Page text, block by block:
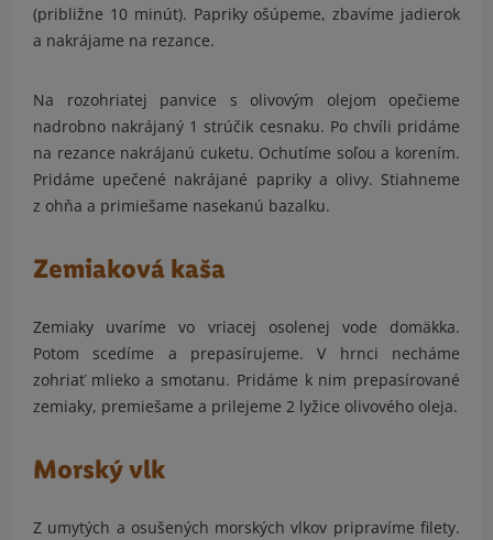
(približne 10 minút). Papriky ošúpeme, zbavíme jadierok
a nakrájame na rezance.
Na rozohriatej panvice s olivovým olejom opečieme
nadrobno nakrájaný 1 strúčik cesnaku. Po chvíli pridáme
na rezance nakrájanú cuketu. Ochutíme soľou a korením.
Pridáme upečené nakrájané papriky a olivy. Stiahneme
z ohňa a primiešame nasekanú bazalku.
Zemiaková kaša
Zemiaky uvaríme vo vriacej osolenej vode domäkka.
Potom scedíme a prepasírujeme. V hrnci necháme
zohriať mlieko a smotanu. Pridáme k nim prepasírované
zemiaky, premiešame a prilejeme 2 lyžice olivového oleja.
Morský vlk
Z umytých a osušených morských vlkov pripravíme filety.